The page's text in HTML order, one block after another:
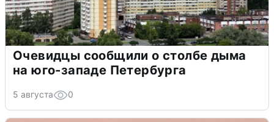
Очевидцы сообщили о столбе дыма
на юго-западе Петербурга
5 августа 0